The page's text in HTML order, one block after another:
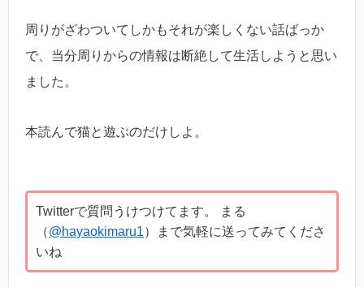
周りがざわついてしかもそれが楽しくない話ばっか
で、当分周りからの情報は断絶して生活しようと思い
ました。
本読んで猫と遊ぶのだけしよ。
Twitterで質問うけつけてます。 まる
（@hayaokimaru1）まで気軽に送ってみてくださ
いね